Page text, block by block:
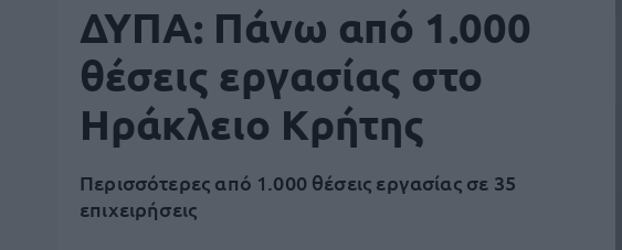
ΔΥΠΑ: Πάνω από 1.000
θέσεις εργασίας στο
Ηράκλειο Κρήτης
Περισσότερες από 1.000 θέσεις εργασίας σε 35
επιχειρήσεις